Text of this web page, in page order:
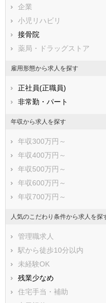
北九州市八幡西区
市部
大牟田市
直方市
大川市
豊前市
小郡市
宗像市
古賀市
うきは市
嘉麻市
みやま市
那珂川市
糟屋郡須惠町
糟屋郡久山町
遠賀郡芦屋町
遠賀郡岡垣町
鞍手郡小竹町
企業
小児リハビリ
接骨院
薬局・ドラッグストア
雇用形態から求人を探す
正社員(正職員)
非常勤・パート
年収から求人を探す
年収300万円～
年収400万円～
年収500万円～
年収600万円～
年収700万円～
人気のこだわり条件から求人を探
管理職求人
駅から徒歩10分以内
未経験OK
残業少なめ
住宅手当・補助